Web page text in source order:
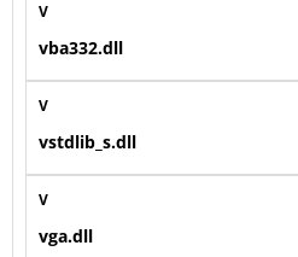
V
vba332.dll
V
vstdlib_s.dll
V
vga.dll